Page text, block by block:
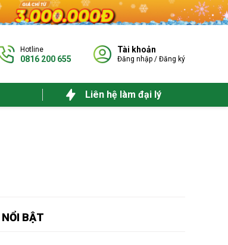
Hotline
0816 200 655
Tài khoản
Đăng nhập / Đăng ký
Liên hệ làm đại lý
NỔI BẬT